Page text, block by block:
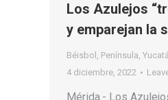
Los Azulejos
y emparejan la
Béisbol , Península,
4 diciembre, 2022
Mérida.- Los